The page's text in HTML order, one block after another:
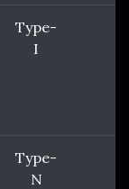
Type-
I
Type-
N